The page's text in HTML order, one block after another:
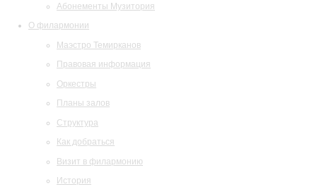
Абонементы Музитория
О филармонии
Маэстро Темирканов
Правовая информация
Оркестры
Планы залов
Структура
Как добраться
Визит в филармонию
История